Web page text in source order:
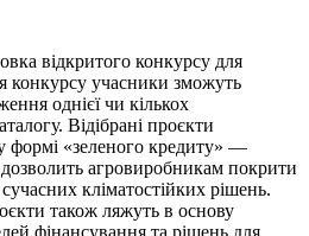
відкритого конкурсу для
конкурсу учасники зможуть
однієї чи кількох
Відібрані проєкти
формі «зеленого кредиту» —
агровиробникам покрити
кліматостійких рішень.
також ляжуть в основу